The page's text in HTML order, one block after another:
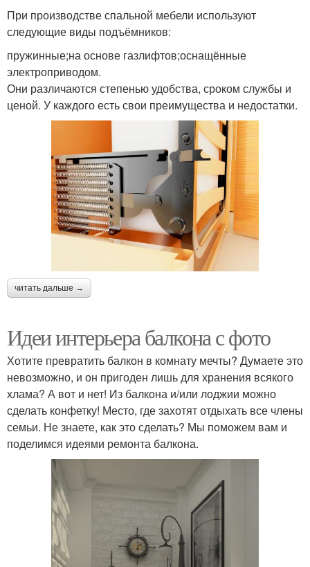
При производстве спальной мебели используют
следующие виды подъёмников:
пружинные;на основе газлифтов;оснащённые
электроприводом.
Они различаются степенью удобства, сроком службы и
ценой. У каждого есть свои преимущества и недостатки.
читать дальше →
Идеи интерьера балкона с фото
Хотите превратить балкон в комнату мечты? Думаете это
невозможно, и он пригоден лишь для хранения всякого
хлама? А вот и нет! Из балкона и/или лоджии можно
сделать конфетку! Место, где захотят отдыхать все члены
семьи. Не знаете, как это сделать? Мы поможем вам и
поделимся идеями ремонта балкона.